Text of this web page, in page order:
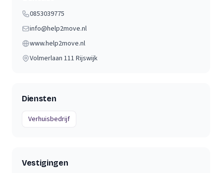
0853039775
info@help2move.nl
www.help2move.nl
Volmerlaan 111 Rijswijk
Diensten
Verhuisbedrijf
Vestigingen